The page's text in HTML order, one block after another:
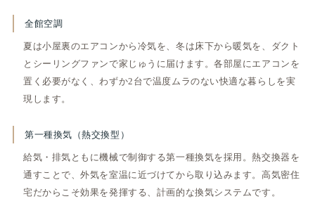
全館空調
夏は小屋裏のエアコンから冷気を、冬は床下から暖気を、ダクト
とシーリングファンで家じゅうに届けます。各部屋にエアコンを
置く必要がなく、わずか2台で温度ムラのない快適な暮らしを実
現します。
第一種換気（熱交換型）
給気・排気ともに機械で制御する第一種換気を採用。熱交換器を
通すことで、外気を室温に近づけてから取り込みます。高気密住
宅だからこそ効果を発揮する、計画的な換気システムです。